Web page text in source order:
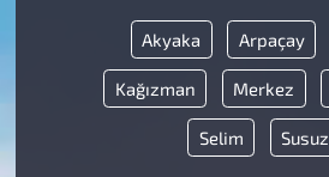
Akyaka Arpaçay
Kağızman Merkez
Selim Susuz